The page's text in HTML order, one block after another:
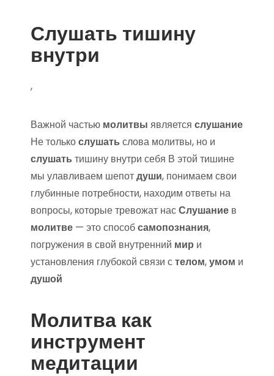
Слушать тишину
внутри
,
Важной частью молитвы является слушание
Не толькослушать слова молитвы, но и
слушать тишину внутри себя В этой тишине
мы улавливаем шепотдуши, понимаем свои
глубинные потребности, находим ответы на
вопросы, которые тревожат насСлушание в
молитве — это способсамопознания,
погружения в свой внутренний мир и
установления глубокой связи стелом,умом и
душой
Молитва как
инструмент
медитации